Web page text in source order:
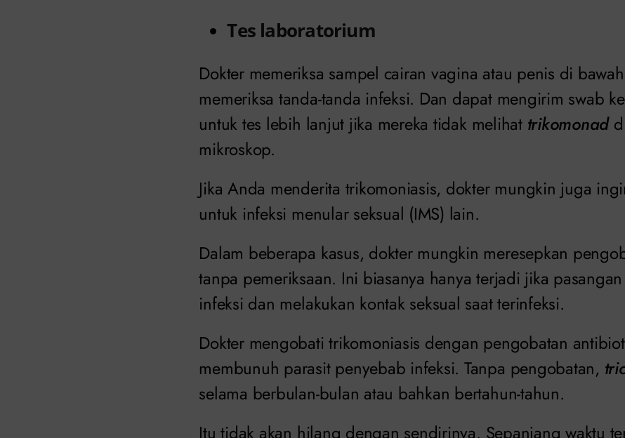
Tes laboratorium
Dokter memeriksa sampel cairan vagina atau penis di
memeriksa tanda-tanda infeksi. Dan dapat mengirim swab
untuk tes lebih lanjut jika mereka tidak melihat trikomonad
mikroskop.
Jika Anda menderita trikomoniasis, dokter mungkin juga
untuk infeksi menular seksual (IMS) lain.
Dalam beberapa kasus, dokter mungkin meresepkan
tanpa pemeriksaan. Ini biasanya hanya terjadi jika
infeksi dan melakukan kontak seksual saat terinfeksi.
Dokter mengobati trikomoniasis dengan pengobatan
membunuh parasit penyebab infeksi. Tanpa pengobatan,
selama berbulan-bulan atau bahkan bertahun-tahun.
Itu tidak akan hilang dengan sendirinya. Sepanjang waktu